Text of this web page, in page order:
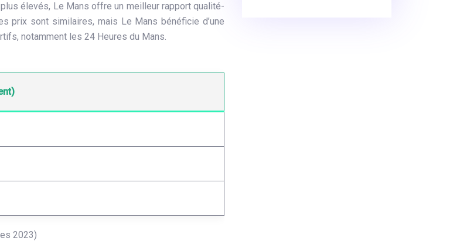
élevés, Le Mans offre un meilleur rapport qualité-
prix sont similaires, mais Le Mans bénéficie d’une
notamment les 24 Heures du Mans.
2023)